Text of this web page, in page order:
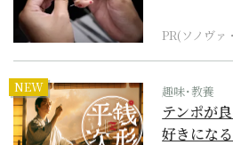
PR(ソノヴァ
NEW 趣味･教養
テンポが
好きにな